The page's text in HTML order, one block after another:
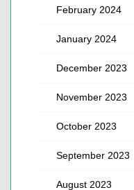
February 2024
January 2024
December 2023
November 2023
October 2023
September 2023
August 2023